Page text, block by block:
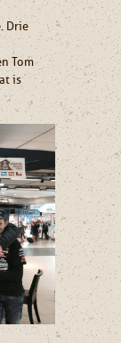
Drie
Tom
is